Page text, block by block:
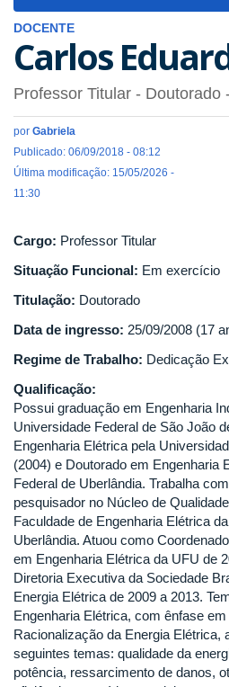
DOCENTE
Carlos
Professor Titular - Doutorado
por Gabriela
Publicado: 06/09/2018 - 08:12
Última modificação: 15/05/2026 -
11:30
Cargo: Professor Titular
Situação Funcional: Em exercício
Titulação: Doutorado
Data de ingresso: 25/09/2008 (17
Regime de Trabalho: Dedicação
Qualificação:
Possui graduação em Engenharia
Universidade Federal de São João
Engenharia Elétrica pela
(2004) e Doutorado em Engenharia
Federal de Uberlândia. Trabalha
pesquisador no Núcleo de
Faculdade de Engenharia Elétrica
Uberlândia. Atuou como
em Engenharia Elétrica da UFU de
Diretoria Executiva da Sociedade
Energia Elétrica de 2009 a 2013.
Engenharia Elétrica, com ênfase
Racionalização da Energia Elétrica,
seguintes temas: qualidade da
potência, ressarcimento de danos,